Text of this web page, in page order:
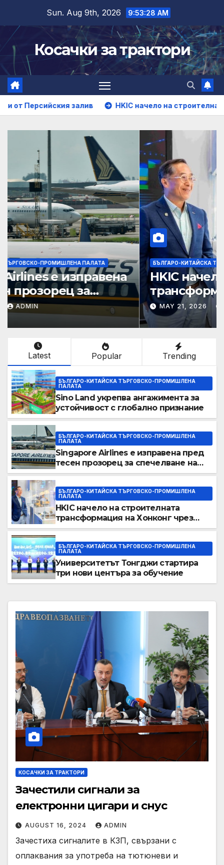
content
Sun. Aug 9th, 2026 9:53:29 AM
Косачки за трактори
залив HKIC начело на строителната
БЪЛГАРО-КИТАЙСКА ТЪРГОВСКО-ПРОМИШЛЕНА ПАЛАТА
Sino Land укрепва
ангажимента за устойчивост
с глобално признание
MAY 21, 2026 ADMIN
Latest Popular Trending
БЪЛГАРО-КИТАЙСКА ТЪРГОВСКО-ПРОМИШЛЕНА
ПАЛАТА
Sino Land укрепва ангажимента за
устойчивост с глобално признание
БЪЛГАРО-КИТАЙСКА ТЪРГОВСКО-ПРОМИШЛЕНА
ПАЛАТА
Singapore Airlines е изправена пред
тесен прозорец за спечелване на
пазарен дял от конкурентите си от
БЪЛГАРО-КИТАЙСКА ТЪРГОВСКО-ПРОМИШЛЕНА
ПАЛАТА
HKIC начело на строителната
трансформация на Хонконг чрез
приемане на AI+
БЪЛГАРО-КИТАЙСКА ТЪРГОВСКО-ПРОМИШЛЕНА
ПАЛАТА
Университетът Тонгджи стартира
три нови центъра за обучение
КОСАЧКИ ЗА ТРАКТОРИ
Зачестили сигнали за
електронни цигари и снус
AUGUST 16, 2024 ADMIN
Зачестиха сигналите в КЗП, свързани с
оплаквания за употреба на тютюневи и